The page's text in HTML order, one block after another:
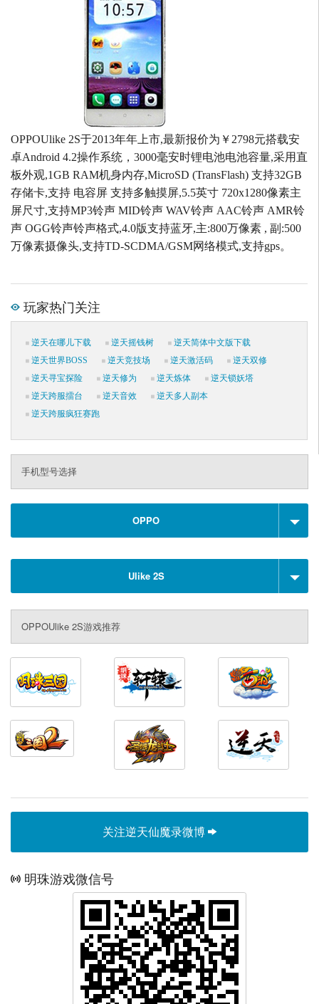
OPPOUlike 2S于2013年年上市,最新报价为￥2798元搭载安
卓Android 4.2操作系统，3000毫安时锂电池电池容量,采用直
板外观,1GB RAM机身内存,MicroSD (TransFlash) 支持32GB
存储卡,支持 电容屏 支持多触摸屏,5.5英寸 720x1280像素主
屏尺寸,支持MP3铃声 MID铃声 WAV铃声 AAC铃声 AMR铃
声 OGG铃声铃声格式,4.0版支持蓝牙,主:800万像素 , 副:500
万像素摄像头,支持TD-SCDMA/GSM网络模式,支持gps。
玩家热门关注
逆天在哪儿下载 逆天摇钱树
逆天简体中文版下载
逆天世界BOSS
逆天竞技场 逆天激活码
逆天双修
逆天寻宝探险
逆天修为 逆天炼体
逆天锁妖塔
逆天跨服擂台
逆天音效
逆天多人副本
逆天跨服疯狂赛跑
手机型号选择
OPPO
Ulike 2S
OPPOUlike 2S游戏推荐
关注逆天仙魔录微博
明珠游戏微信号